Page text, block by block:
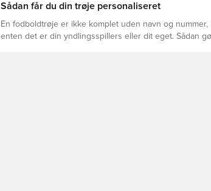
Sådan får du din trøje personaliseret
En fodboldtrøje er ikke komplet uden navn og nummer,
enten det er din yndlingsspillers eller dit eget. Sådan